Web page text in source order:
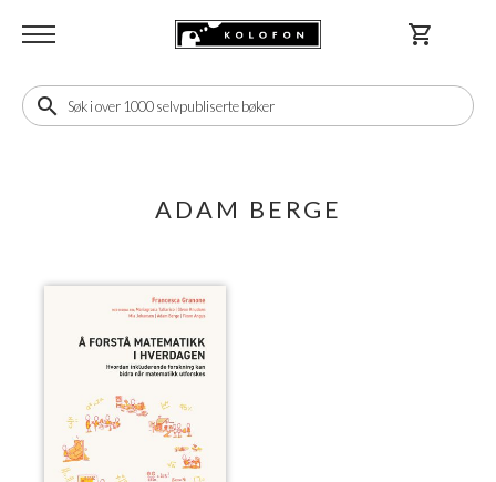
search
shopping_cart
ADAM BERGE